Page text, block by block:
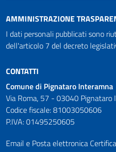
AMMINISTRAZIONE
I dati personali pubblicati sono
dell'articolo 7 del decreto
CONTATTI
Comune di Pignataro Interamna
Via Roma, 57 - 03040 Pignataro
Codice fiscale: 81003050606
P.IVA: 01495250605
Email e Posta elettronica